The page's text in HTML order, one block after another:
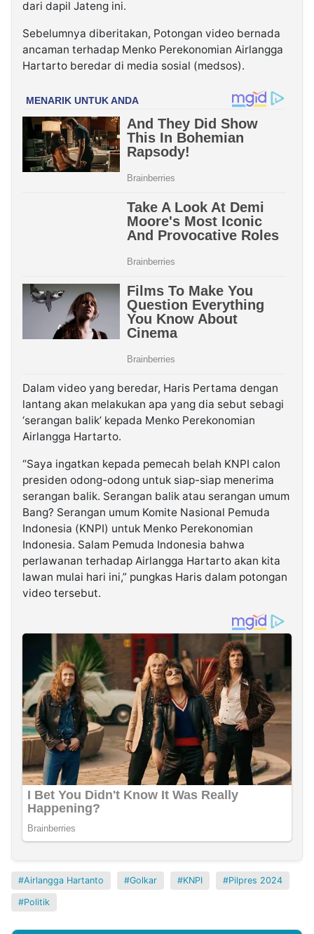
dari dapil Jateng ini.
Sebelumnya diberitakan, Potongan video bernada
ancaman terhadap Menko Perekonomian Airlangga
Hartarto beredar di media sosial (medsos).
Dalam video yang beredar, Haris Pertama dengan
lantang akan melakukan apa yang dia sebut sebagi
‘serangan balik’ kepada Menko Perekonomian
Airlangga Hartarto.
“Saya ingatkan kepada pemecah belah KNPI calon
presiden odong-odong untuk siap-siap menerima
serangan balik. Serangan balik atau serangan umum
Bang? Serangan umum Komite Nasional Pemuda
Indonesia (KNPI) untuk Menko Perekonomian
Indonesia. Salam Pemuda Indonesia bahwa
perlawanan terhadap Airlangga Hartarto akan kita
lawan mulai hari ini,” pungkas Haris dalam potongan
video tersebut.
Airlangga Hartanto Golkar KNPI Pilpres 2024
Politik